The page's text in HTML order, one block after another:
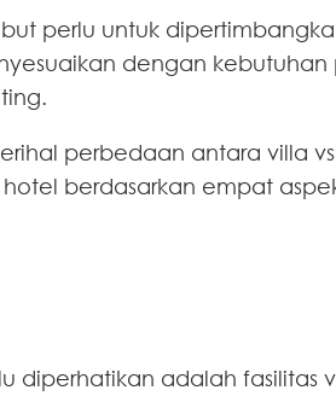
perlu untuk
dengan
perbedaan antara villa
berdasarkan empat
diperhatikan adalah fasilitas